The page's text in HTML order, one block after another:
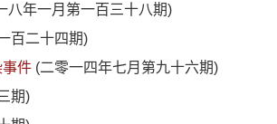
八年一月第一百三十八期)
百二十四期)
件 (二零一四年七月第九十六期)
期)